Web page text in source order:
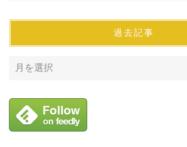
過去記事